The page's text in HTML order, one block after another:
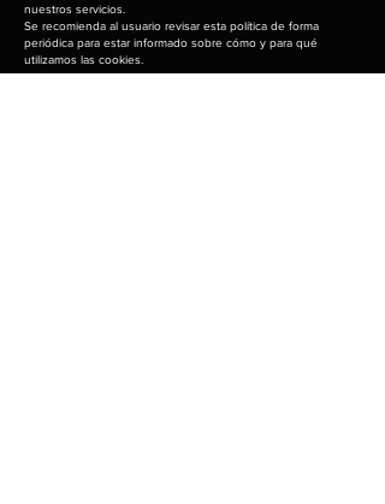
nuestros servicios.
Se recomienda al usuario revisar esta política de forma
periódica para estar informado sobre cómo y para qué
utilizamos las cookies.